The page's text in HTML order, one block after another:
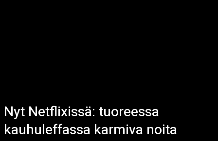
Nyt Netflixissä: tuoreessa
kauhuleffassa karmiva noita